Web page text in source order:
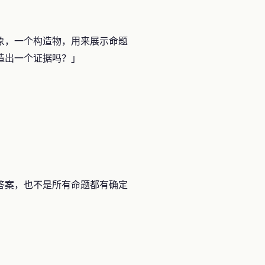
一个构造物，用来展示命题
一个证据吗？」
，也不是所有命题都有确定